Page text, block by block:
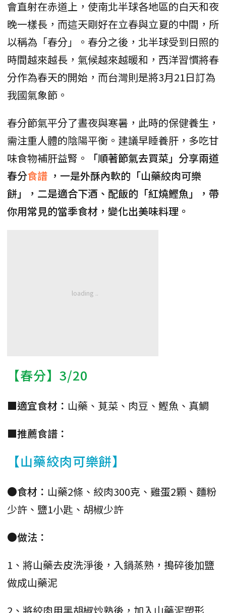
會直射在赤道上，使南北半球各地區的白天和夜
晚一樣長，而這天剛好在立春與立夏的中間，所
以稱為「春分」。春分之後，北半球受到日照的
時間越來越長，氣候越來越暖和，西洋習慣將春
分作為春天的開始，而台灣則是將3月21日訂為
我國氣象節。
春分節氣平分了晝夜與寒暑，此時的保健養生，
需注重人體的陰陽平衡。建議早睡養肝，多吃甘
味食物補肝益腎。
「順著節氣去買菜」分享兩道
春分食譜 ，一是外酥內軟的「山藥絞肉可樂
餅」，二是適合下酒、配飯的「紅燒鰹魚」，帶
你用常見的當季食材，變化出美味料理。
【春分】3/20
■適宜食材： 山藥、莧菜、肉豆、鰹魚、真鯛
■推薦食譜：
【山藥絞肉可樂餅】
●食材： 山藥2條、絞肉300克、雞蛋2顆、麵粉
少許、鹽1小匙、胡椒少許
●做法：
1、將山藥去皮洗淨後，入鍋蒸熟，搗碎後加鹽
做成山藥泥